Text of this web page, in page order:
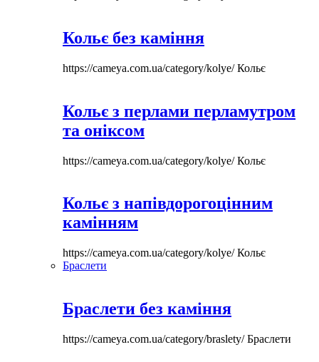
Кольє без каміння
https://cameya.com.ua/category/kolye/Кольє
Кольє з перлами перламутром
та оніксом
https://cameya.com.ua/category/kolye/Кольє
Кольє з напівдорогоцінним
камінням
https://cameya.com.ua/category/kolye/Кольє
Браслети
Браслети без каміння
https://cameya.com.ua/category/braslety/Браслети